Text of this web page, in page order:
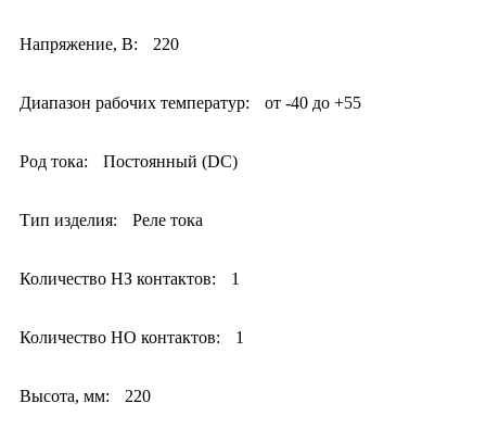
Напряжение, В: 220
Диапазон рабочих температур: от -40 до +55
Род тока: Постоянный (DC)
Тип изделия: Реле тока
Количество НЗ контактов: 1
Количество НО контактов: 1
Высота, мм: 220